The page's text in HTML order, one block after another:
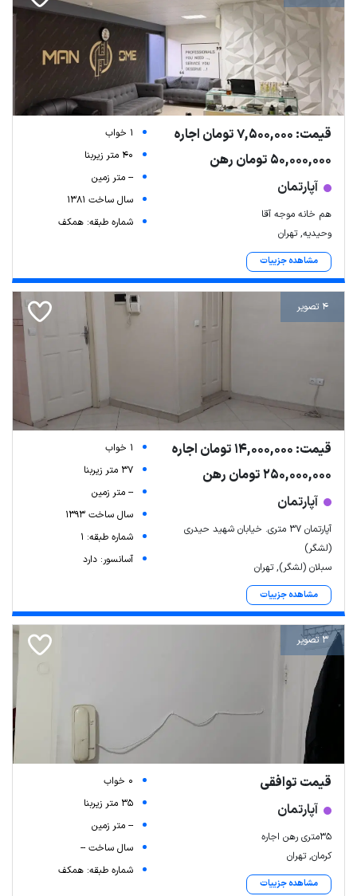
قیمت: 7,500,000 تومان اجاره
50,000,000 تومان رهن
آپارتمان
هم خانه موجه آقا
وحیدیه, تهران
مشاهده جزییات
1 خواب
40 متر زیربنا
-- متر زمین
سال ساخت 1381
شماره طبقه: همکف
4 تصویر
قیمت: 14,000,000 تومان اجاره
250,000,000 تومان رهن
آپارتمان
آپارتمان ۳۷ متری. خیابان شهید حیدری
(لشگر)
سبلان (لشگر), تهران
مشاهده جزییات
1 خواب
37 متر زیربنا
-- متر زمین
سال ساخت 1393
شماره طبقه: 1
آسانسور: دارد
3 تصویر
قیمت توافقی
آپارتمان
۳۵متری رهن اجاره
کرمان, تهران
مشاهده جزییات
0 خواب
35 متر زیربنا
-- متر زمین
سال ساخت --
شماره طبقه: همکف